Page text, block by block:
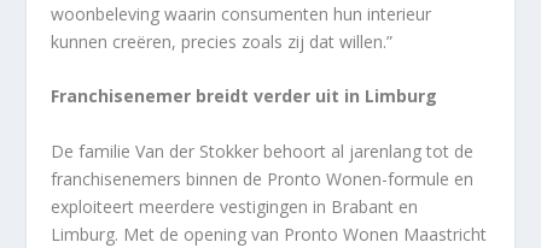
woonbeleving waarin consumenten hun interieur
kunnen creëren, precies zoals zij dat willen.”
Franchisenemer breidt verder uit in Limburg
De familie Van der Stokker behoort al jarenlang tot de
franchisenemers binnen de Pronto Wonen-formule en
exploiteert meerdere vestigingen in Brabant en
Limburg. Met de opening van Pronto Wonen Maastricht